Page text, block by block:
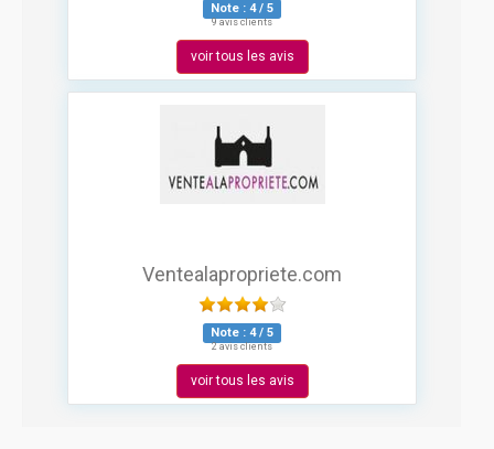
Note : 4/ 5
9 avis clients
voir tous les avis
Ventealapropriete.com
Note : 4/ 5
2 avis clients
voir tous les avis